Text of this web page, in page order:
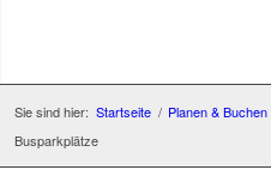
Sie sind hier: Startseite / Planen & Buchen
Busparkplätze